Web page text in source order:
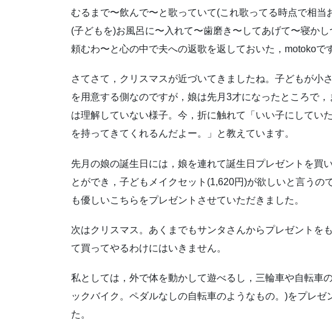
むるまで〜飲んで〜と歌っていて(これ歌ってる時点で相
(子どもを)お風呂に〜入れて〜歯磨き〜してあげて〜寝か
頼むわ〜と心の中で夫への返歌を返しておいた，motokoで
さてさて，クリスマスが近づいてきましたね。子どもが小
を用意する側なのですが，娘は先月3才になったところで
は理解していない様子。今，折に触れて「いい子にしてい
を持ってきてくれるんだよー。」と教えています。
先月の娘の誕生日には，娘を連れて誕生日プレゼントを買
とができ，子どもメイクセット(1,620円)が欲しいと言うの
も優しいこちらをプレゼントさせていただきました。
次はクリスマス。あくまでもサンタさんからプレゼントを
て買ってやるわけにはいきません。
私としては，外で体を動かして遊べるし，三輪車や自転車
ックバイク。ペダルなしの自転車のようなもの。)をプレ
た。